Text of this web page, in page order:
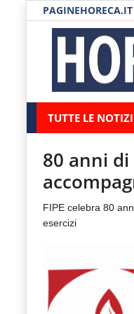
PAGINEHORECA.IT
-
Notizie
Horeca
Il
portale
del
del
TUTTE LE
Notizie HORECA
Ristorazione
Ospitalità
Distribuzione
Prodotti | Dispensa
RUBRICHE
80 anni di
FIPE celebra 80
esercizi